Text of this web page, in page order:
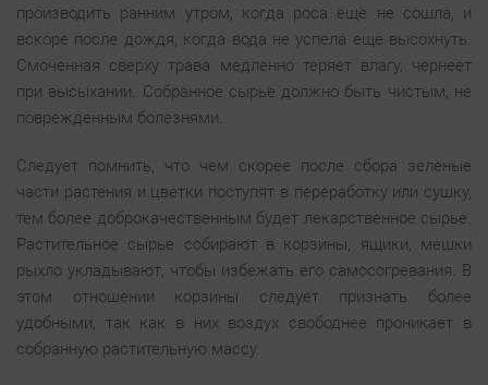
производить ранним утром, когда роса еще не сошла, и
вскоре после дождя, когда вода не успела еще высохнуть.
Смоченная сверху трава медленно теряет влагу, чернеет
при высыхании. Собранное сырье должно быть чистым, не
поврежденным болезнями.
Следует помнить, что чем скорее после сбора зеленые
части растения и цветки поступят в переработку или сушку,
тем более доброкачественным будет лекарственное сырье.
Растительное сырье собирают в корзины, ящики, мешки
рыхло укладывают, чтобы избежать его самосогревания. В
этом отношении корзины следует признать более
удобными, так как в них воздух свободнее проникает в
собранную растительную массу.